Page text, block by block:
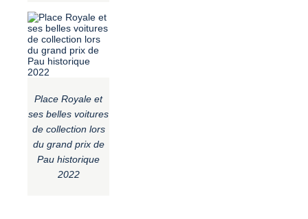
Place Royale et
ses belles voitures
de collection lors
du grand prix de
Pau historique
2022